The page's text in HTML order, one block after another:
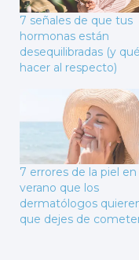
7 señales de que tus
hormonas están
desequilibradas (y qué
hacer al respecto)
7 errores de la piel en
verano que los
dermatólogos
que dejes de